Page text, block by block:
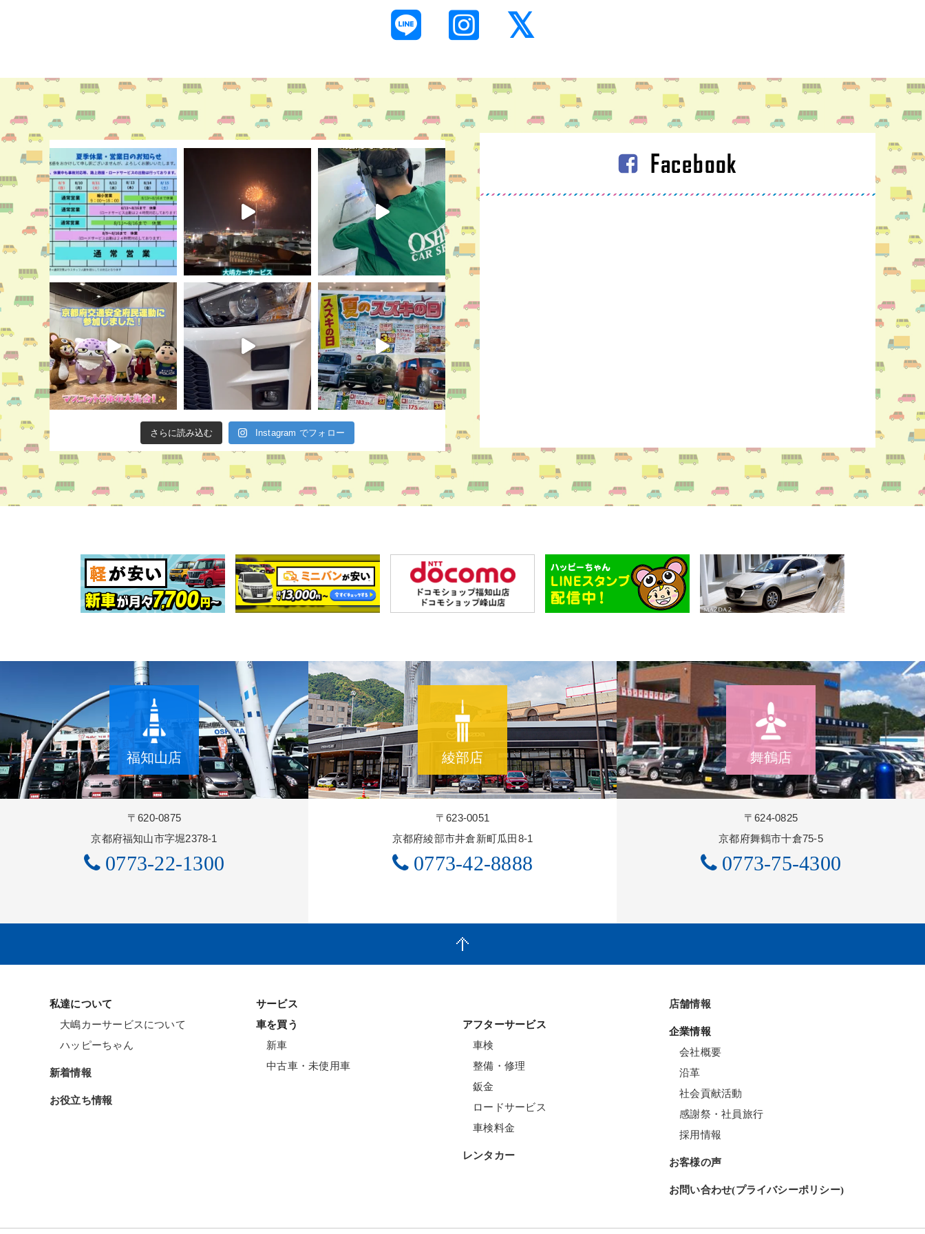
さらに読み込む Instagram でフォロー
福知山店
〒620-0875
京都府福知山市字堀2378-1
0773-22-1300
綾部店
〒623-0051
京都府綾部市井倉新町瓜田8-1
0773-42-8888
舞鶴店
〒624-0825
京都府舞鶴市十倉75-5
0773-75-4300
私達について
大嶋カーサービスについて
ハッピーちゃん
新着情報
お役立ち情報
サービス
車を買う
新車
中古車・未使用車
アフターサービス
車検
整備・修理
鈑金
ロードサービス
車検料金
レンタカー
店舗情報
企業情報
会社概要
沿革
社会貢献活動
感謝祭・社員旅行
採用情報
お客様の声
お問い合わせ(プライバシーポリシー)